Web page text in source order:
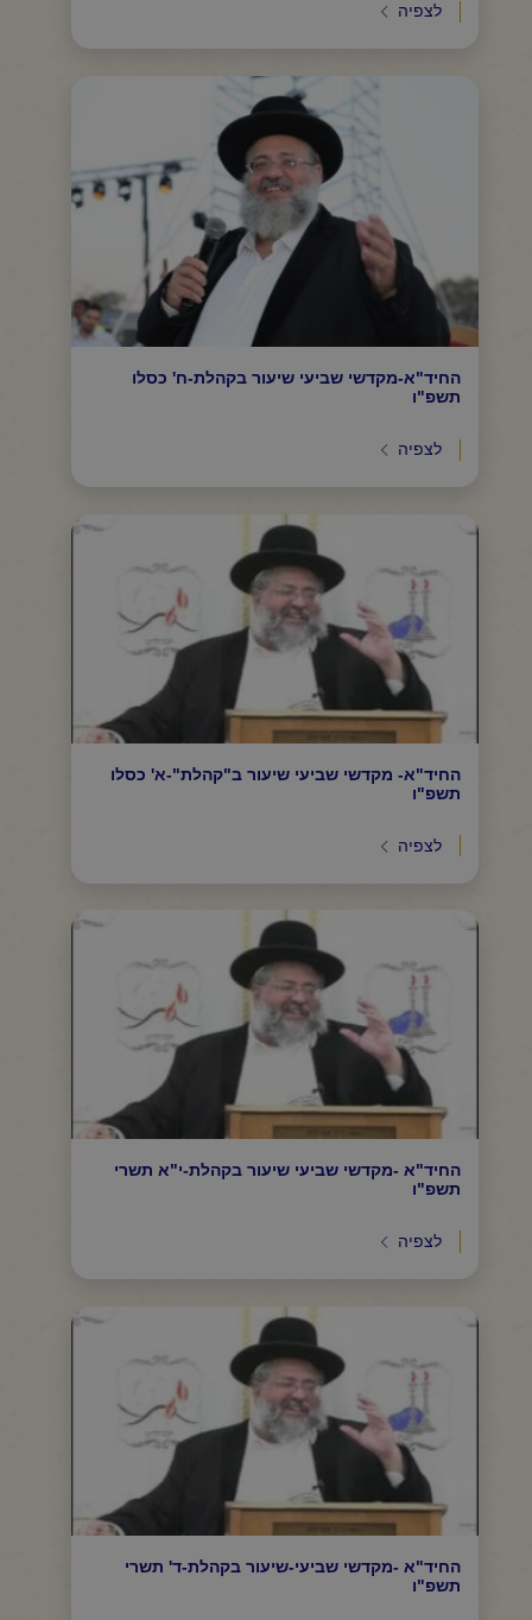
לצפיה
החיד"א-מקדשי שביעי שיעור בקהלת-ח' כסלו
תשפ"ו
לצפיה
החיד"א- מקדשי שביעי שיעור ב"קהלת"-א' כסלו
תשפ"ו
לצפיה
החיד"א -מקדשי שביעי שיעור בקהלת-י"א תשרי
תשפ"ו
לצפיה
החיד"א -מקדשי שביעי-שיעור בקהלת-ד' תשרי
תשפ"ו